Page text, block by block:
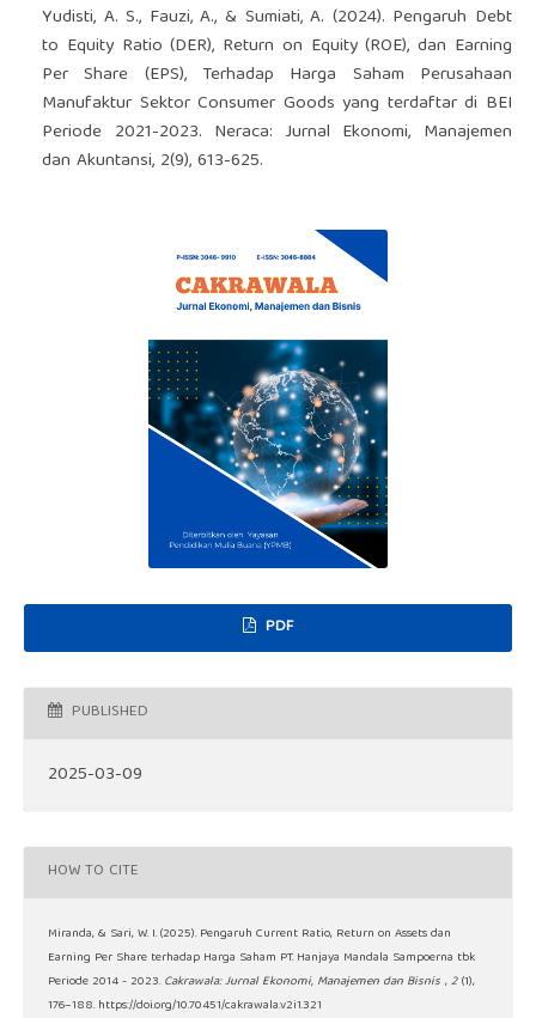
Yudisti, A. S., Fauzi, A., & Sumiati, A. (2024). Pengaruh Debt
to Equity Ratio (DER), Return on Equity (ROE), dan Earning
Per Share (EPS), Terhadap Harga Saham Perusahaan
Manufaktur Sektor Consumer Goods yang terdaftar di BEI
Periode 2021-2023. Neraca: Jurnal Ekonomi, Manajemen
dan Akuntansi, 2(9), 613-625.
PDF
PUBLISHED
2025-03-09
HOW TO CITE
Miranda, & Sari, W. I. (2025). Pengaruh Current Ratio, Return on Assets dan
Earning Per Share terhadap Harga Saham PT. Hanjaya Mandala Sampoerna tbk
Periode 2014 - 2023. Cakrawala: Jurnal Ekonomi, Manajemen dan Bisnis ,2 (1),
176–188. https://doi.org/10.70451/cakrawala.v2i1.321